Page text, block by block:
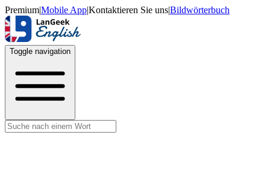
Premium|Mobile App|Kontaktieren Sie uns|Bildwörterbuch
Toggle navigation